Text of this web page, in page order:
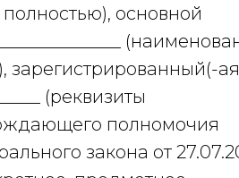
полностью), основной
(реквизиты
полномочия
закона от